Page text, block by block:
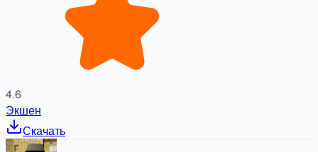
4.6
Экшен
Скачать